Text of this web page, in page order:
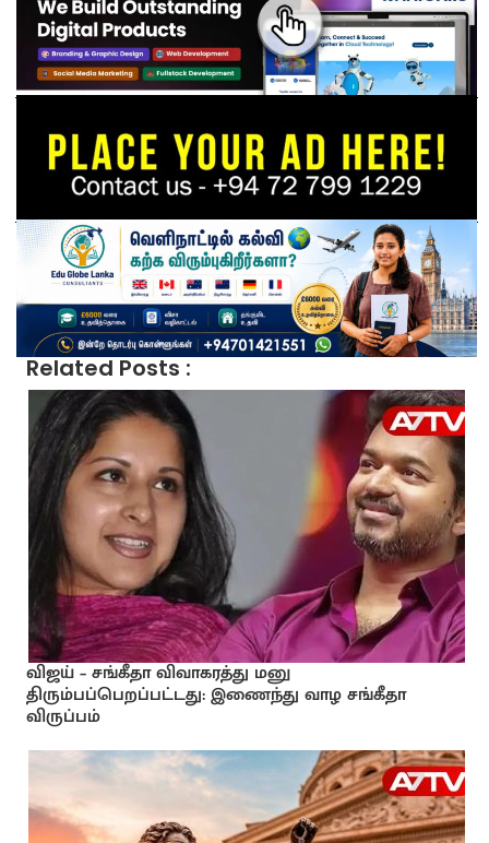
Related Posts :
விஜய் – சங்கீதா விவாகரத்து மனு
திரும்பப்பெறப்பட்டது: இணைந்து வாழ சங்கீதா
விருப்பம்